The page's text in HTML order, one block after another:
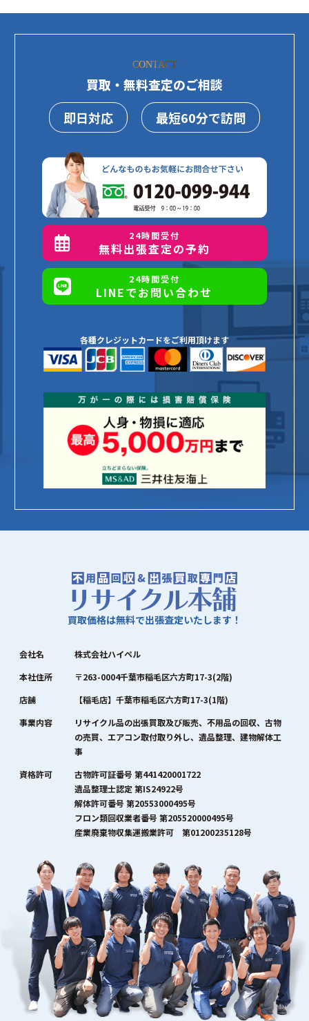
CONTACT
買取・無料査定のご相談
即日対応
最短60分で訪問
24時間受付
無料出張査定の予約
24時間受付
LINEでお問い合わせ
各種クレジットカードをご利用頂けます
買取価格は無料で出張査定いたします！
会社名
株式会社ハイペル
本社住所
〒263-0004千葉市稲毛区六方町17-3(2階)
店舗
【稲毛店】千葉市稲毛区六方町17-3(1階)
事業内容
リサイクル品の出張買取及び販売、不用品の回収、古物
の売買、エアコン取付取り外し、遺品整理、建物解体工
事
資格許可
古物許可証番号 第441420001722
遺品整理士認定 第IS24922号
解体許可番号 第20553000495号
フロン類回収業者番号 第205520000495号
産業廃棄物収集運搬業許可 第01200235128号